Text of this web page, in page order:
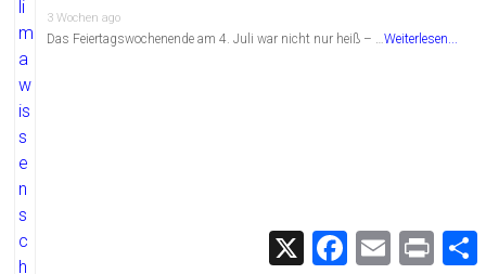
3 Wochen ago
Das Feiertagswochenende am 4. Juli war nicht nur heiß – …Weiterlesen...
X
F
E
m
P